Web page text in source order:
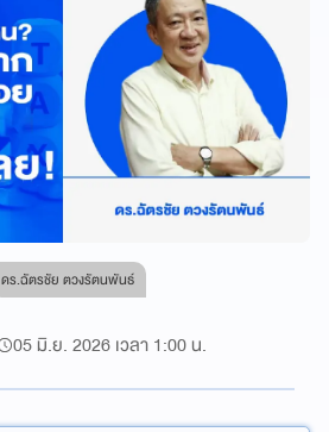
ดร.ฉัตรชัย ตวงรัตนพันธ์
05 มิ.ย. 2026 เวลา 1:00 น.